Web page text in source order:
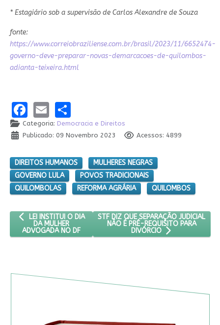
* Estagiário sob a supervisão de Carlos Alexandre de Souza
fonte:
https://www.correiobraziliense.com.br/brasil/2023/11/6652474-
governo-deve-preparar-novas-demarcacoes-de-quilombos-
adianta-teixeira.html
Facebook
EmailShare
Categoria: Democracia e Direitos
Publicado: 09 Novembro 2023
Acessos: 4899
DIREITOS HUMANOS
MULHERES NEGRAS
GOVERNO LULA
POVOS TRADICIONAIS
QUILOMBOLAS
REFORMA AGRÁRIA QUILOMBOS
ARTIGO ANTERIOR: LEI INSTITUI O DIA DA MULHER ADVOGADA
LEI INSTITUI O DIA
DA MULHER
ADVOGADA NO DF
PRÓXIMO ARTIGO: STF DIZ QUE
STF DIZ QUE SEPARAÇÃO JUDICIAL
NÃO É PRÉ-REQUISITO PARA
DIVÓRCIO